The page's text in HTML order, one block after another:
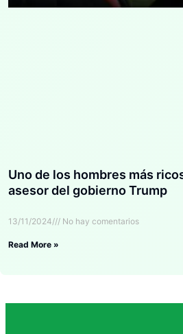
Uno de los hombres más
asesor del gobierno Trump
13/11/2024 No hay comentarios
Read More »